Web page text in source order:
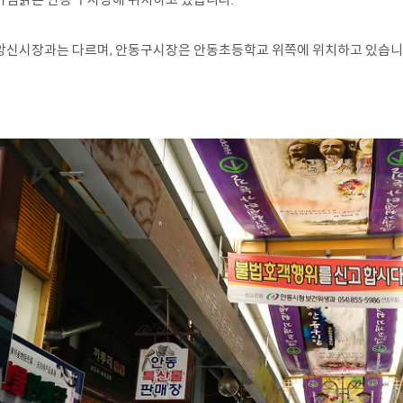
신시장과는 다르며, 안동구시장은 안동초등학교 위쪽에 위치하고 있습